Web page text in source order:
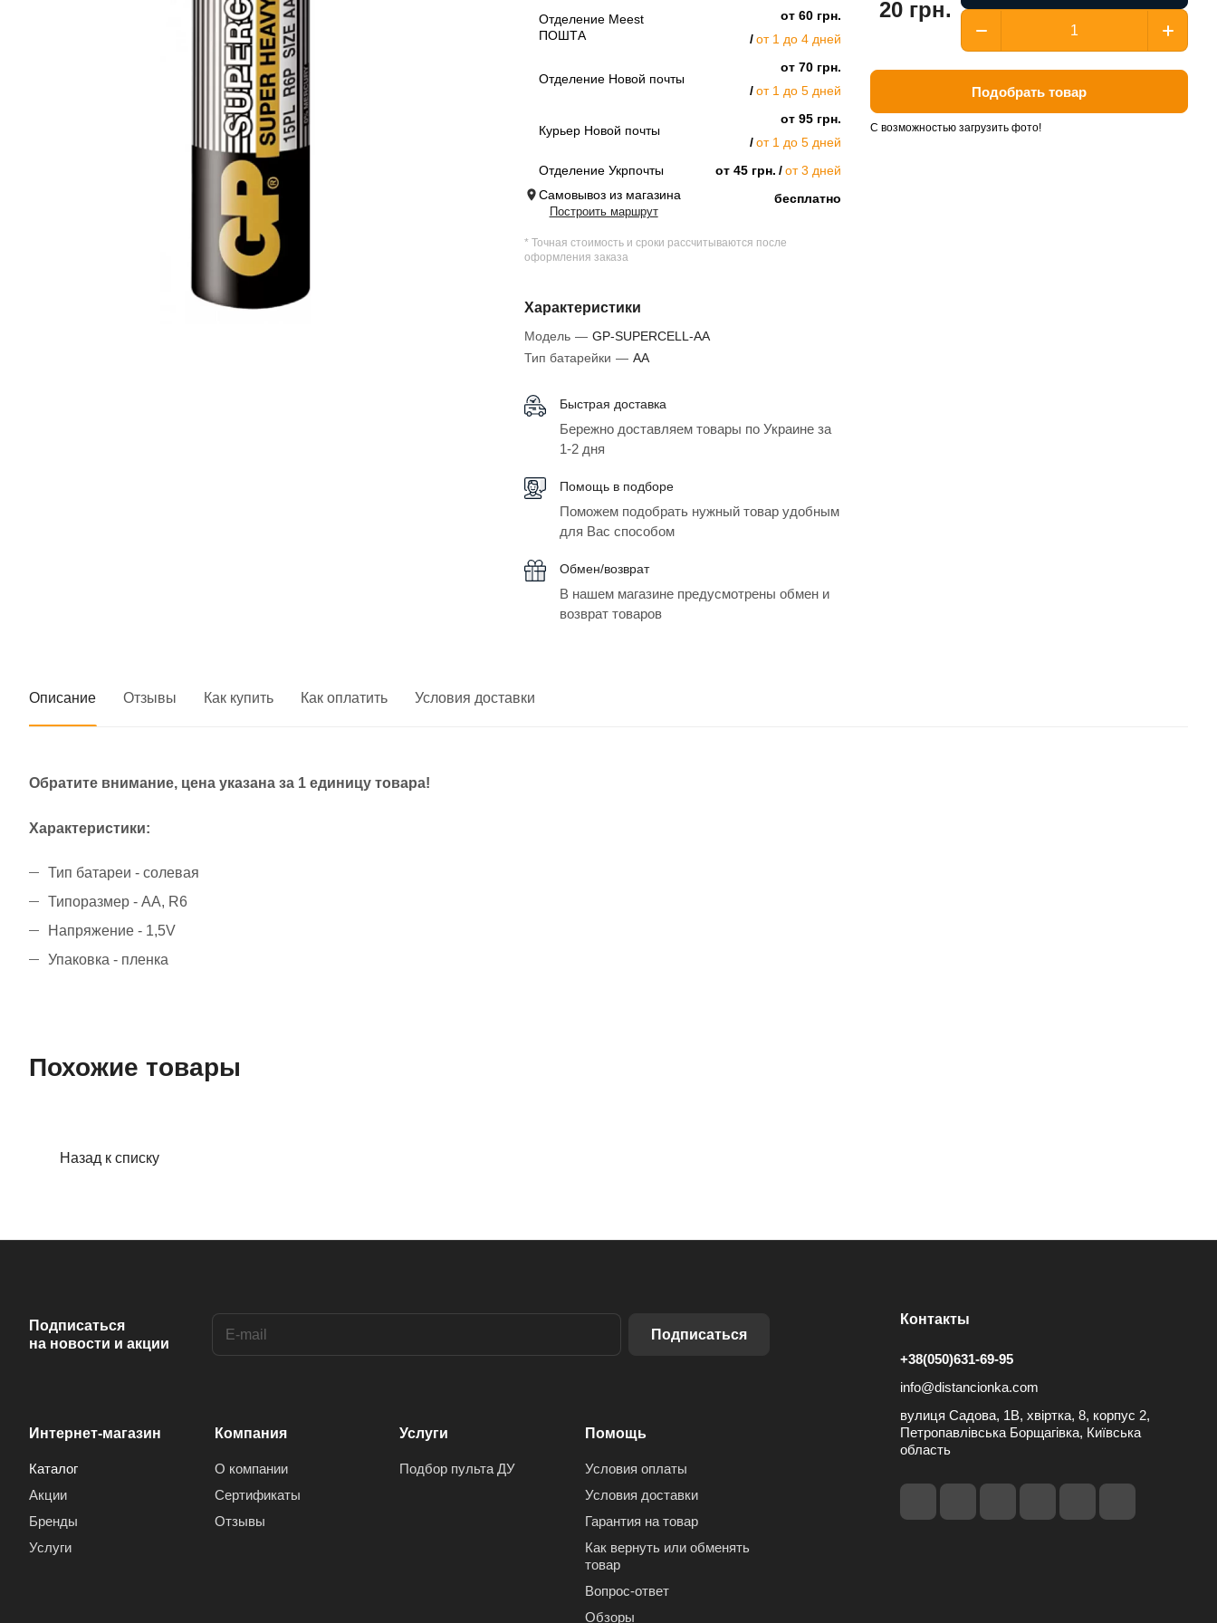
Отделение Meest
ПОШТА
от 60 грн.
от 1 до 4 дней
Отделение Новой почты
от 70 грн.
от 1 до 5 дней
Курьер Новой почты
от 95 грн.
от 1 до 5 дней
Отделение Укрпочты
от 45 грн.
от 3 дней
Самовывоз из магазина
Построить маршрут
бесплатно
* Точная стоимость и сроки рассчитываются после
оформления заказа
Характеристики
Модель — GP-SUPERCELL-AA
Тип батарейки — AA
Быстрая доставка
Бережно доставляем товары по Украине за
1-2 дня
Помощь в подборе
Поможем подобрать нужный товар удобным
для Вас способом
Обмен/возврат
В нашем магазине предусмотрены обмен и
возврат товаров
20 грн.
Подобрать товар
С возможностью загрузить фото!
Описание Отзывы Как купить Как оплатить Условия доставки
Обратите внимание, цена указана за 1 единицу товара!
Характеристики:
Тип батареи - солевая
Типоразмер - AA, R6
Напряжение - 1,5V
Упаковка - пленка
Похожие товары
Назад к списку
Подписаться
на новости и акции
Подписаться
Интернет-магазин
Каталог
Акции
Бренды
Услуги
Компания
О компании
Сертификаты
Отзывы
Услуги
Подбор пульта ДУ
Помощь
Условия оплаты
Условия доставки
Гарантия на товар
Как вернуть или обменять
товар
Вопрос-ответ
Обзоры
Контакты
+38(050)631-69-95
info@distancionka.com
вулиця Садова, 1В, хвіртка, 8, корпус 2,
Петропавлівська Борщагівка, Київська
область